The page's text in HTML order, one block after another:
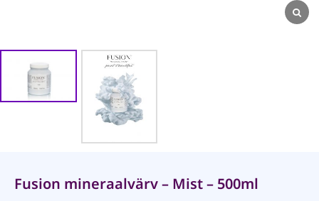
Fusion mineraalvärv – Mist – 500ml